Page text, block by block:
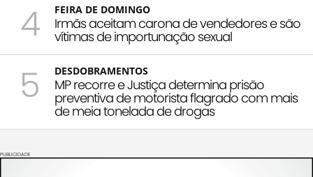
4 FEIRA DE DOMINGO
Irmãs aceitam carona de vendedores e são
vítimas de importunação sexual
5 DESDOBRAMENTOS
MP recorre e Justiça determina prisão
preventiva de motorista flagrado com mais
de meia tonelada de drogas
PUBLICIDADE